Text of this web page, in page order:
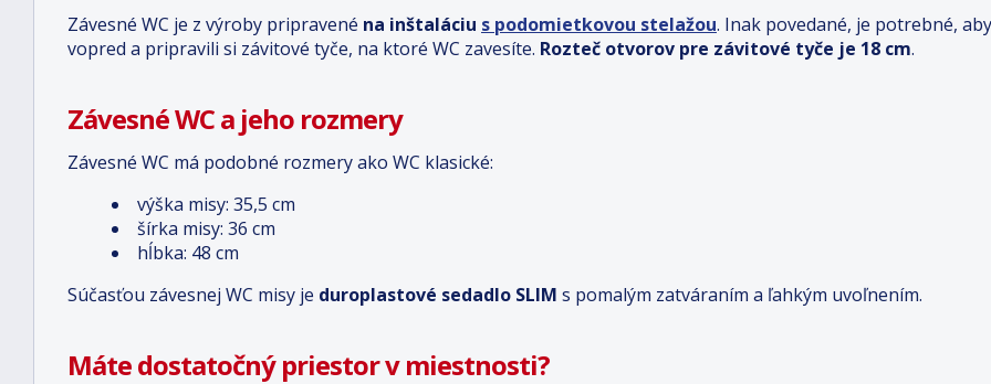
Závesné WC je z výroby pripravené na inštaláciu s podomietkovou stelažou. Inak povedané, je potrebné,
vopred a pripravili si závitové tyče, na ktoré WC zavesíte. Rozteč otvorov pre závitové tyče je 18 cm.
Závesné WC a jeho rozmery
Závesné WC má podobné rozmery ako WC klasické:
výška misy: 35,5 cm
šírka misy: 36 cm
hĺbka: 48 cm
Súčasťou závesnej WC misy je duroplastové sedadlo SLIM s pomalým zatváraním a ľahkým uvoľnením.
Máte dostatočný priestor v miestnosti?